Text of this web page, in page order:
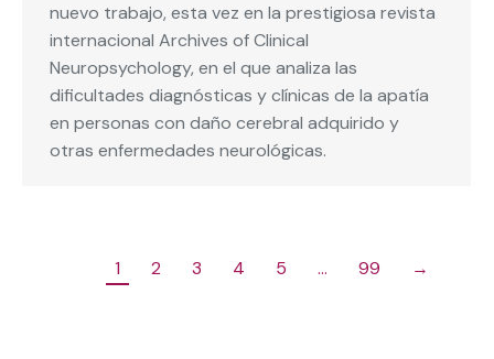
nuevo trabajo, esta vez en la prestigiosa revista
internacional Archives of Clinical
Neuropsychology, en el que analiza las
dificultades diagnósticas y clínicas de la apatía
en personas con daño cerebral adquirido y
otras enfermedades neurológicas.
1 2 3 4 5 … 99 →